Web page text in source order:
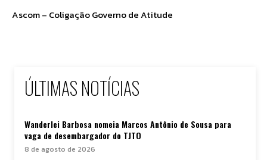
Ascom – Coligação Governo de Atitude
ÚLTIMAS NOTÍCIAS
Wanderlei Barbosa nomeia Marcos Antônio de Sousa para
vaga de desembargador do TJTO
8 de agosto de 2026